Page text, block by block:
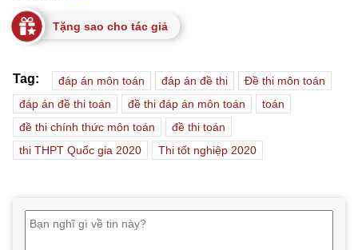
Tặng sao cho tác giả
Tag: đáp án môn toán đáp án đề thi
Đề thi môn toán
đáp án đề thi toán
đề thi đáp án môn toán
toán
đề thi chính thức môn toán
đề thi toán
thi THPT Quốc gia 2020
Thi tốt nghiệp 2020